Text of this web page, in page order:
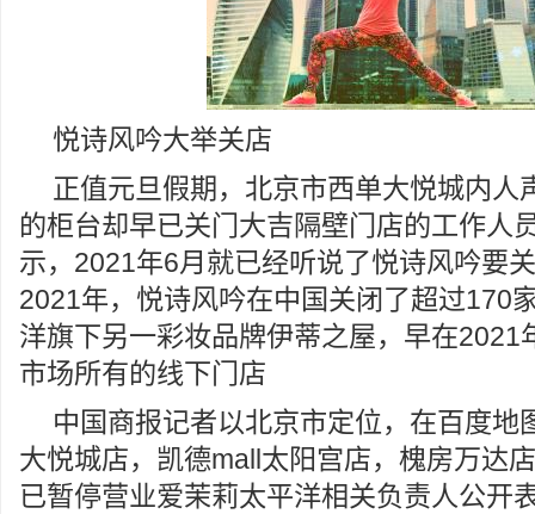
悦诗风吟大举关店
正值元旦假期，北京市西单大悦城内人
的柜台却早已关门大吉隔壁门店的工作人
示，2021年6月就已经听说了悦诗风吟要
2021年，悦诗风吟在中国关闭了超过170
洋旗下另一彩妆品牌伊蒂之屋，早在2021
市场所有的线下门店
中国商报记者以北京市定位，在百度地
大悦城店，凯德mall太阳宫店，槐房万达
已暂停营业爱茉莉太平洋相关负责人公开